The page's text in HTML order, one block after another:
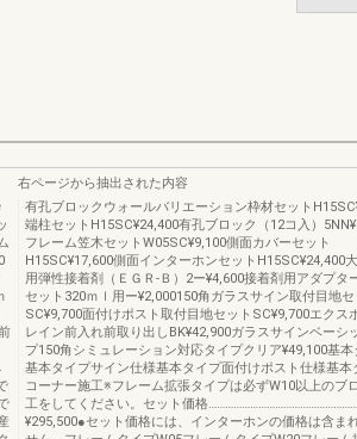
右ページから抽出された内容
有孔ブロックウォールバリエーション枠材セット
端柱セットH15SC¥24,400有孔ブロック（12コ入）
フレーム笠木セットW05SC¥9,100側面カバーセット
H15SC¥17,600側面インターホンセットH15SC¥24,400
用弾性接着剤（ＥＧＲ-Ｂ）2ー¥4,600接着剤用アダプタ
セット320ｍｌ用ー¥2,000150角ガラスサイン取付目地セ
SC¥9,700面付けポスト取付目地セットSC¥9,700エクス
レイン前入れ前取り出しBK¥42,900ガラスサインベーシ
プ150角シミュレーション対応タイプクリア¥49,100基本
基本タイプサイン仕様基本タイプ面付けポスト仕様基本
コーナー施工※フレーム拡張タイプは必ずW10以上のブ
工をしてください。セット価格
¥295,500●セット価格には、インターホンの価格は含ま